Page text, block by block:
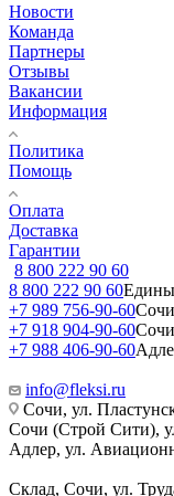
Новости
Команда
Партнеры
Отзывы
Вакансии
Информация
Политика
Помощь
Оплата
Доставка
Гарантии
8 800 222 90 60
8 800 222 90 60
+7 989 756-90-60
+7 918 904-90-60
+7 988 406-90-60
info@fleksi.ru
Сочи, ул.
Сочи (Строй Сити),
Адлер, ул.
Склад, Сочи, ул.